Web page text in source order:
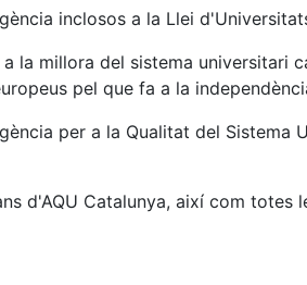
inclosos a la Llei
la millora del sistema universitari
pel que fa a la
per a la Qualitat del Sistema
d'AQU Catalunya, així com totes